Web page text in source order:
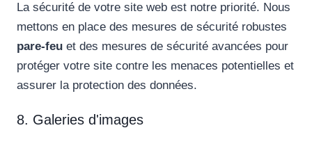
La sécurité de votre site web est notre priorité. Nous
mettons en place des mesures de sécurité robustes
pare-feu et des mesures de sécurité avancées pour
protéger votre site contre les menaces potentielles et
assurer la protection des données.
8. Galeries d'images